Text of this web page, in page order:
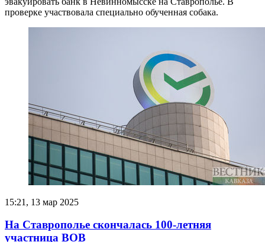
проверке участвовала специально обученная собака.
15:21, 13 мар 2025
На Ставрополье скончалась 100-летняя
участница ВОВ